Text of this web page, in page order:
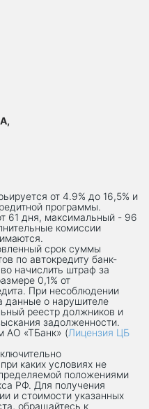
от 4.9% до 16,5% и
программы.
61 дня, максимальный - 96
комиссии
срок суммы
по автокредиту банк-
начислить штраф за
0,1% от
При несоблюдении
данные о нарушителе
реестр должников и
задолженности.
АО «ТБанк» (Лицензия ЦБ
каких условиях не
положениями
РФ. Для получения
и стоимости указанных
обращайтесь к